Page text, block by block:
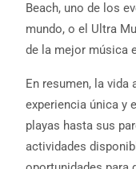
Beach, uno de los
mundo, o el Ultra
de la mejor música
En resumen, la vida
experiencia única y
playas hasta sus
actividades